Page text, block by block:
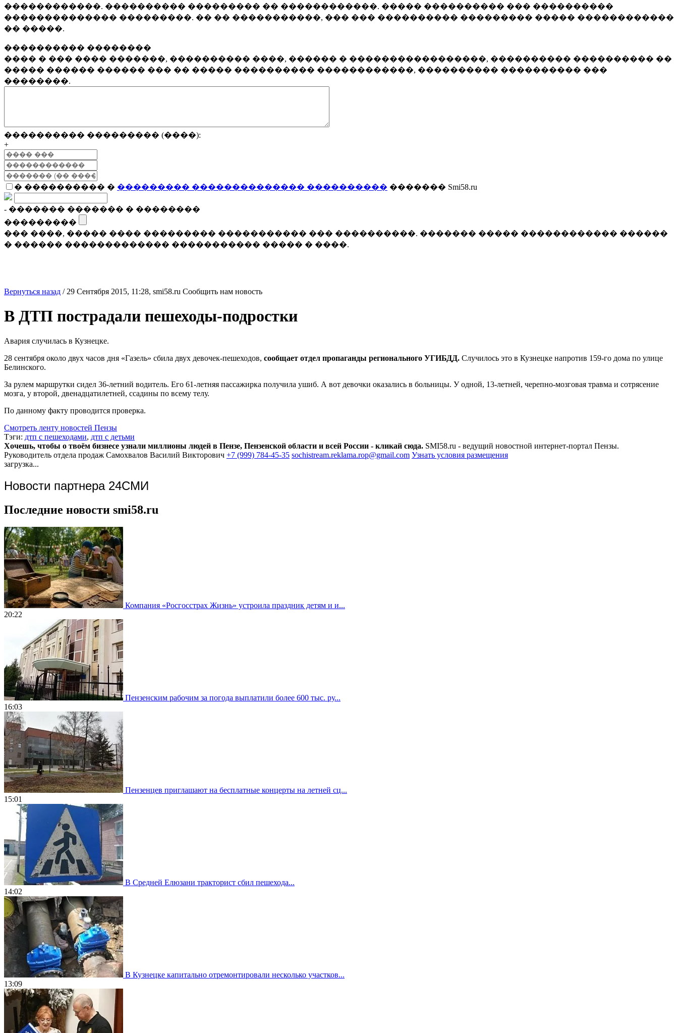
������������. ���������� ��������� �� ������������. ����� ���������� ��� ����������
�������������� ���������. �� �� �����������, ��� ��� ���������� ��������� ����� ������������
�� �����.
���������� ��������
���� � ��� ���� �������, ���������� ����, ������ � �����������������, ���������� ���������� ��
����� ������ ������ ��� �� ����� ���������� ������������, ���������� ���������� ���
��������.
���������� ��������� (����):
+
� ���������� � ��������� �������������� ���������� ������� Smi58.ru
- ������� ������� � ��������
���������
��� ����, ����� ���� ��������� ����������� ��� ����������. ������� ����� ������������ ������
� ������ ������������� ����������� ����� � ����.
Вернуться назад / 29 Сентября 2015, 11:28, smi58.ru Сообщить нам новость
В ДТП пострадали пешеходы-подростки
Авария случилась в Кузнецке.
28 сентября около двух часов дня «Газель» сбила двух девочек-пешеходов, сообщает отдел пропаганды регионального УГИБДД. Случилось это в Кузнецке напротив 159-го дома по улице
Белинского.
За рулем маршрутки сидел 36-летний водитель. Его 61-летняя пассажирка получила ушиб. А вот девочки оказались в больницы. У одной, 13-летней, черепно-мозговая травма и сотрясение
мозга, у второй, двенадцатилетней, ссадины по всему телу.
По данному факту проводится проверка.
Смотреть ленту новостей Пензы
Тэги: дтп с пешеходами, дтп с детьми
Хочешь, чтобы о твоём бизнесе узнали миллионы людей в Пензе, Пензенской области и всей России - кликай сюда. SMI58.ru - ведущий новостной интернет-портал Пензы.
Руководитель отдела продаж Самохвалов Василий Викторович +7 (999) 784-45-35 sochistream.reklama.rop@gmail.com Узнать условия размещения
загрузка...
Новости партнера 24СМИ
Последние новости smi58.ru
Компания «Росгосстрах Жизнь» устроила праздник детям и и...
20:22
Пензенским рабочим за погода выплатили более 600 тыс. ру...
16:03
Пензенцев приглашают на бесплатные концерты на летней сц...
15:01
В Средней Елюзани тракторист сбил пешехода...
14:02
В Кузнецке капитально отремонтировали несколько участков...
13:09